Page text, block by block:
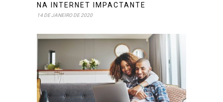
NA INTERNET IMPACTANTE
14 DE JANEIRO DE 2020